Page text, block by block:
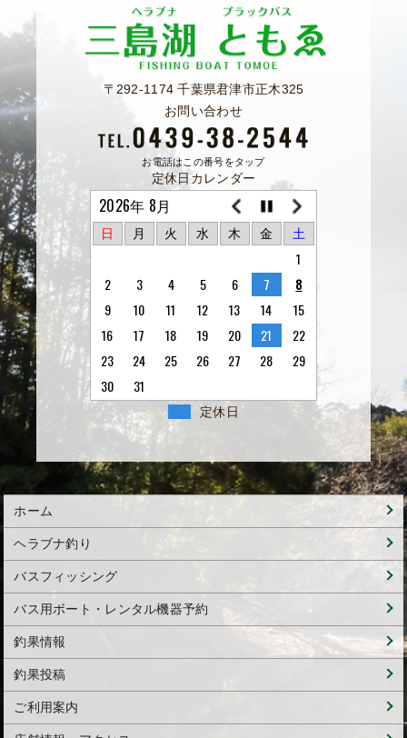
〒292-1174 千葉県君津市正木325
お問い合わせ
お電話はこの番号をタップ
定休日カレンダー
2026年 8月
日 月 火 水 木 金 土
1
2
3 4 5 6 7
8
9
10 11 12 13 14
15
16
17 18 19 20 21
22
23
24 25 26 27 28
29
30
31
定休日
ホーム
ヘラブナ釣り
バスフィッシング
バス用ボート・レンタル機器予約
釣果情報
釣果投稿
ご利用案内